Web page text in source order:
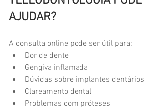
AJUDAR?
A consulta online pode ser útil para:
Dor de dente
Gengiva inflamada
Dúvidas sobre implantes dentários
Clareamento dental
Problemas com próteses